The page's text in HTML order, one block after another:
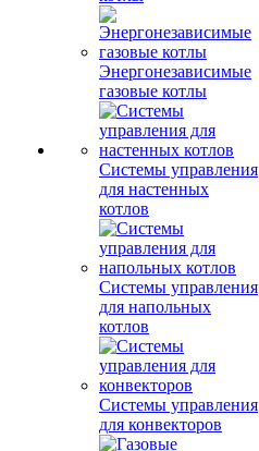
Энергонезависимые
газовые котлы
Системы управления
для настенных
котлов
Системы управления
для напольных
котлов
Системы управления
для конвекторов